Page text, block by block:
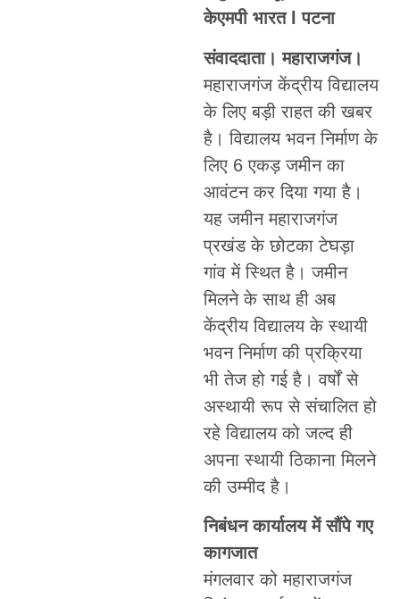
केएमपी भारत l पटना
संवाददाता। महाराजगंज।
महाराजगंज केंद्रीय विद्यालय
के लिए बड़ी राहत की खबर
है। विद्यालय भवन निर्माण के
लिए 6 एकड़ जमीन का
आवंटन कर दिया गया है।
यह जमीन महाराजगंज
प्रखंड के छोटका टेघड़ा
गांव में स्थित है। जमीन
मिलने के साथ ही अब
केंद्रीय विद्यालय के स्थायी
भवन निर्माण की प्रक्रिया
भी तेज हो गई है। वर्षों से
अस्थायी रूप से संचालित हो
रहे विद्यालय को जल्द ही
अपना स्थायी ठिकाना मिलने
की उम्मीद है।
निबंधन कार्यालय में सौंपे गए
कागजात
मंगलवार को महाराजगंज